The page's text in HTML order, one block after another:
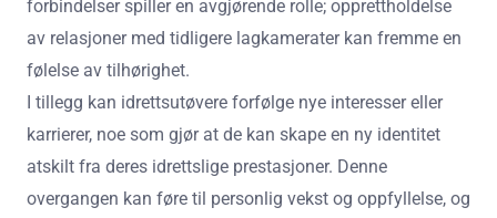
forbindelser spiller en avgjørende rolle; opprettholdelse
av relasjoner med tidligere lagkamerater kan fremme en
følelse av tilhørighet.
I tillegg kan idrettsutøvere forfølge nye interesser eller
karrierer, noe som gjør at de kan skape en ny identitet
atskilt fra deres idrettslige prestasjoner. Denne
overgangen kan føre til personlig vekst og oppfyllelse, og